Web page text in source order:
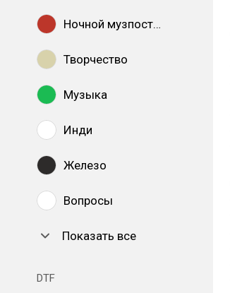
Ночной музпостинг
Творчество
Музыка
Инди
Железо
Вопросы
Показать все
DTF